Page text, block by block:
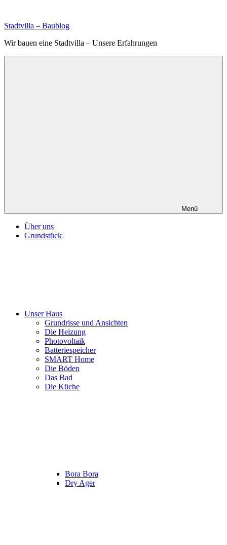
springen
Stadtvilla – Baublog
Wir bauen eine Stadtvilla – Unsere Erfahrungen
Menü
Über uns
Grundstück
Unser Haus
Grundrisse und Ansichten
Die Heizung
Photovoltaik
Batteriespeicher
SMART Home
Die Böden
Das Bad
Die Küche
Bora Bora
Dry Ager